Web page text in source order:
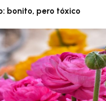
bonito, pero tóxico